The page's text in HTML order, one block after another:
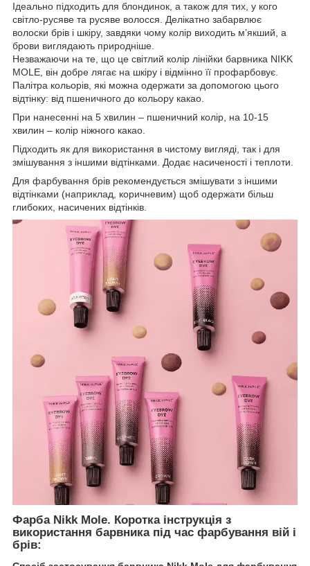
Ідеально підходить для блондинок, а також для тих, у кого
світло-русяве та русяве волосся. Делікатно забарвлює
волоски брів і шкіру, завдяки чому колір виходить м’якший, а
брови виглядають природніше.
Незважаючи на те, що це світлий колір лінійки барвника NIKK
MOLE, він добре лягає на шкіру і відмінно її профарбовує.
Палітра кольорів, які можна одержати за допомогою цього
відтінку: від пшеничного до кольору какао.
При нанесенні на 5 хвилин – пшеничний колір, на 10-15
хвилин – колір ніжного какао.
Підходить як для використання в чистому вигляді, так і для
змішування з іншими відтінками. Додає насиченості і теплоти.
Для фарбування брів рекомендується змішувати з іншими
відтінками (наприклад, коричневим) щоб одержати більш
глибоких, насичених відтінків.
Фарба Nikk Mole. Коротка інструкція з
використання барвника під час фарбування вій і
брів: